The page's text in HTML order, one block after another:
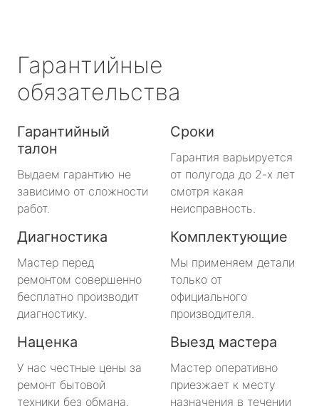
Гарантийные
обязательства
Гарантийный
талон
Выдаем гарантию не
зависимо от сложности
работ.
Сроки
Гарантия варьируется
от полугода до 2-х лет
смотря какая
неисправность.
Диагностика
Мастер перед
ремонтом совершенно
бесплатно производит
диагностику.
Комплектующие
Мы применяем детали
только от
официального
производителя.
Наценка
У нас честные цены за
ремонт бытовой
техники без обмана.
Выезд мастера
Мастер оперативно
приезжает к месту
назначения в течении